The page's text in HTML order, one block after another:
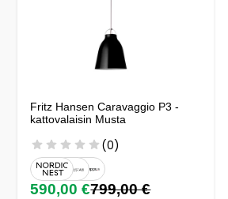
Fritz Hansen Caravaggio P3 -
kattovalaisin Musta
(0)
590,00 €799,00 €